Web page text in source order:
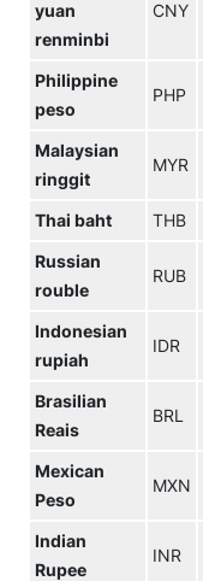
yuan
renminbi
CNY
Philippine
peso
PHP
Malaysian
ringgit
MYR
Thai baht THB
Russian
rouble
RUB
Indonesian
rupiah
IDR
Brasilian
Reais
BRL
Mexican
Peso
MXN
Indian
Rupee
INR